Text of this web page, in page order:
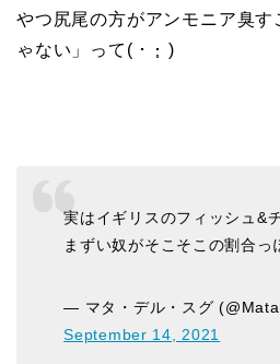
やつ尻尾の方がアンモニア臭す
ゃない」って( ･ ･̥ )
実はイギリスのフィッシュ&
まずい奴がそこそこの割合っ
— マタ・デル・スグ
September 14, 2021